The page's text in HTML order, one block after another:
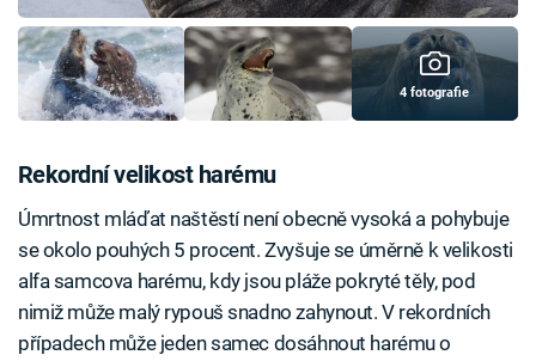
4 fotografie
Rekordní velikost harému
Úmrtnost mláďat naštěstí není obecně vysoká a pohybuje
se okolo pouhých 5 procent. Zvyšuje se úměrně k velikosti
alfa samcova harému, kdy jsou pláže pokryté těly, pod
nimiž může malý rypouš snadno zahynout. V rekordních
případech může jeden samec dosáhnout harému o